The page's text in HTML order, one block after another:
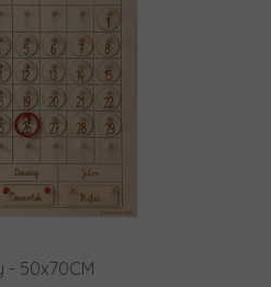
- 50x70CM